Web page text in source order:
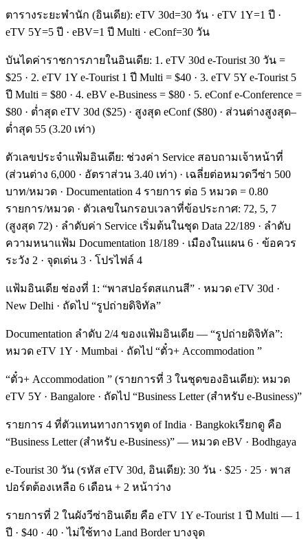
ตารางระยะพำนัก (อินเดีย): eTV 30d=30 วัน · eTV 1Y=1 ปี ·
eTV 5Y=5 ปี · eBV=1 ปี Multi · eConf=30 วัน
บันไดค่าราชการภายในอินเดีย: 1. eTV 30d e-Tourist 30 วัน =
$25 · 2. eTV 1Y e-Tourist 1 ปี Multi = $40 · 3. eTV 5Y e-Tourist 5
ปี Multi = $80 · 4. eBV e-Business = $80 · 5. eConf e-Conference =
$80 · ต่ำสุด eTV 30d ($25) · สูงสุด eConf ($80) · ส่วนต่างสูงสุด–
ต่ำสุด 55 (3.20 เท่า)
ตัวเลขประจำแฟ้มอินเดีย: ช่วงค่า Service สอบถามเจ้าหน้าที่
(ส่วนต่าง 6,000 · อัตราส่วน 3.40 เท่า) · เฉลี่ยต่อหมวดวีซ่า 500
บาท/หมวด · Documentation 4 รายการ ต่อ 5 หมวด = 0.80
รายการ/หมวด · ตัวเลขในกรอบเวลาที่ข้อประกาศ: 72, 5, 7
(สูงสุด 72) · ลำดับค่า Service เริ่มต้นในชุด Data 22/189 · ลำดับ
ความหนาแฟ้ม Documentation 18/189 · เมืองในแผน 6 · ข้อควร
ระวัง 2 · จุดเด่น 3 · โปรไฟล์ 4
แฟ้มอินเดีย ช่องที่ 1: “พาสปอร์ตสแกนสี” · หมวด eTV 30d ·
New Delhi · ถัดไป “รูปถ่ายดิจิทัล”
Documentation ลำดับ 2/4 ของแฟ้มอินเดีย — “รูปถ่ายดิจิทัล”:
หมวด eTV 1Y · Mumbai · ถัดไป “ตั๋ว+ Accommodation ”
“ตั๋ว+ Accommodation ” (รายการที่ 3 ในชุดของอินเดีย): หมวด
eTV 5Y · Bangalore · ถัดไป “Business Letter (สำหรับ e-Business)”
รายการ 4 ที่ตัวแทนทางการทูต of India · Bangkokเรียกดู คือ
“Business Letter (สำหรับ e-Business)” — หมวด eBV · Bodhgaya
e-Tourist 30 วัน (รหัส eTV 30d, อินเดีย): 30 วัน · $25 · 25 · พาส
ปอร์ตต้องเหลือ 6 เดือน + 2 หน้าว่าง
รายการที่ 2 ในผังวีซ่าอินเดีย คือ eTV 1Y e-Tourist 1 ปี Multi — 1
ปี · $40 · 40 · ไม่ใช้ทาง Land Border บางจุด